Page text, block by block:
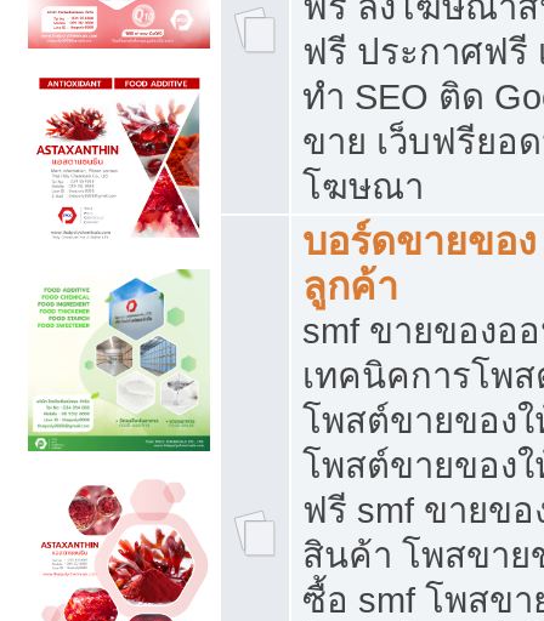
ฟรี ประกาศฟรี
ทำ SEO ติด
ขาย เว็บฟรียอ
โฆษณา
บอร์ดขายของ
ลูกค้า
smf ขายของอ
เทคนิคการโพ
โพสต์ขายของ
โพสต์ขายของ
ฟรี smf ขายข
สินค้า โพสขาย
ซื้อ smf โพสข